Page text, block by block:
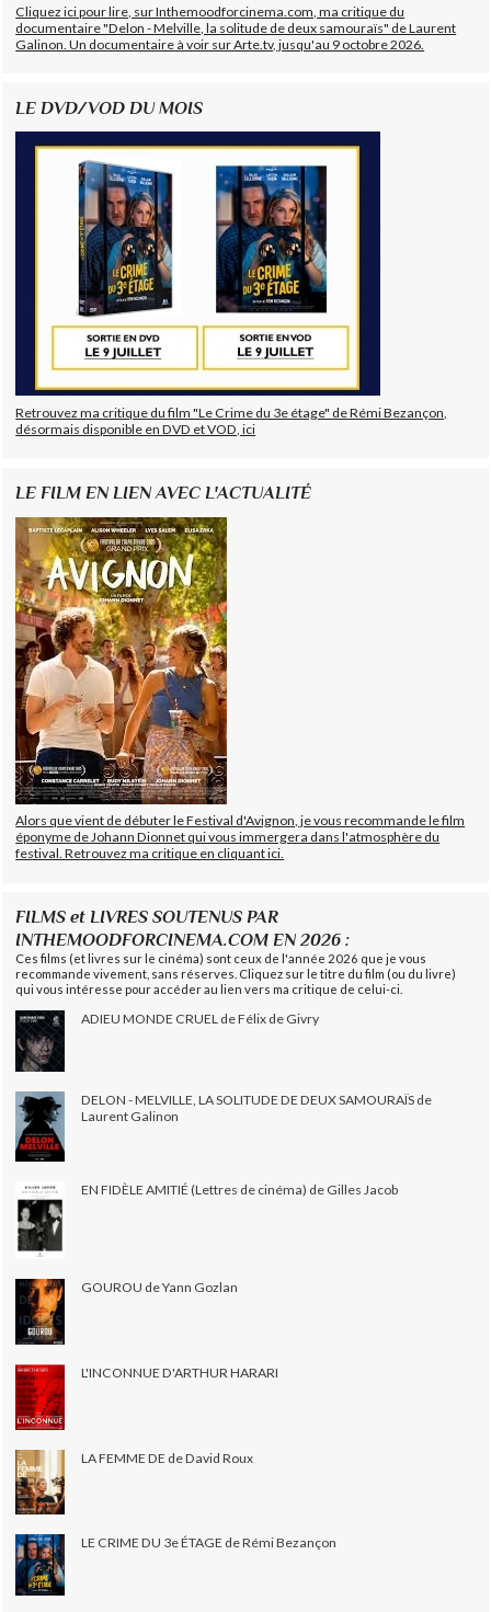
Cliquez ici pour lire, sur Inthemoodforcinema.com, ma critique du
documentaire "Delon - Melville, la solitude de deux samouraïs" de Laurent
Galinon. Un documentaire à voir sur Arte.tv, jusqu'au 9 octobre 2026.
LE DVD/VOD DU MOIS
Retrouvez ma critique du film "Le Crime du 3e étage" de Rémi Bezançon,
désormais disponible en DVD et VOD, ici
LE FILM EN LIEN AVEC L'ACTUALITÉ
Alors que vient de débuter le Festival d'Avignon, je vous recommande le film
éponyme de Johann Dionnet qui vous immergera dans l'atmosphère du
festival. Retrouvez ma critique en cliquant ici.
FILMS et LIVRES SOUTENUS PAR
INTHEMOODFORCINEMA.COM EN 2026 :
Ces films (et livres sur le cinéma) sont ceux de l'année 2026 que je vous
recommande vivement, sans réserves. Cliquez sur le titre du film (ou du livre)
qui vous intéresse pour accéder au lien vers ma critique de celui-ci.
ADIEU MONDE CRUEL de Félix de Givry
DELON - MELVILLE, LA SOLITUDE DE DEUX SAMOURAÏS de
Laurent Galinon
EN FIDÈLE AMITIÉ (Lettres de cinéma) de Gilles Jacob
GOUROU de Yann Gozlan
L'INCONNUE D'ARTHUR HARARI
LA FEMME DE de David Roux
LE CRIME DU 3e ÉTAGE de Rémi Bezançon